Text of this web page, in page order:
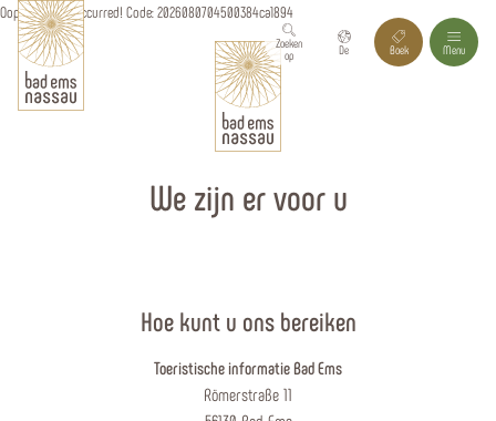
Zoeken
op
De Boek Menu
Oops, an error occurred! Code: 2026080704500384ca1894
We zijn er voor u
Hoe kunt u ons bereiken
Toeristische informatie Bad Ems
Römerstraße 11